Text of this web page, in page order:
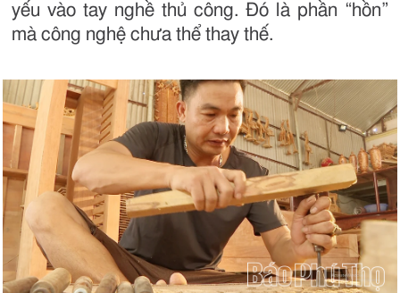
yếu vào tay nghề thủ công. Đó là phần “hồn”
mà công nghệ chưa thể thay thế.